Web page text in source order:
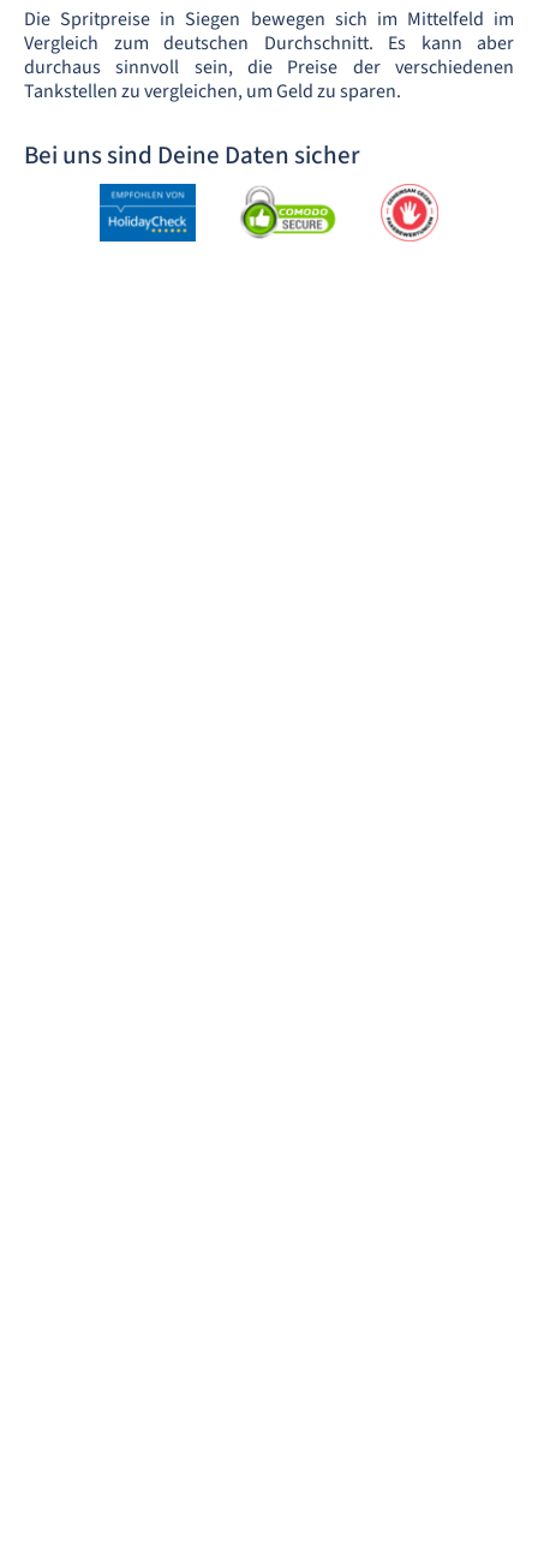
Die Spritpreise in Siegen bewegen sich im Mittelfeld im
Vergleich zum deutschen Durchschnitt. Es kann aber
durchaus sinnvoll sein, die Preise der verschiedenen
Tankstellen zu vergleichen, um Geld zu sparen.
Bei uns sind Deine Daten sicher